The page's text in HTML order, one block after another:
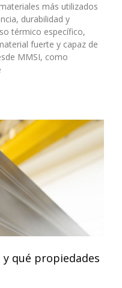
más utilizados
durabilidad y
térmico específico,
fuerte y capaz de
MMSI, como
y qué propiedades